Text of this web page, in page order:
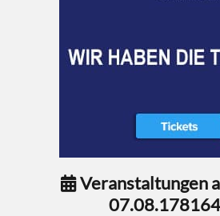
Veranstaltungen